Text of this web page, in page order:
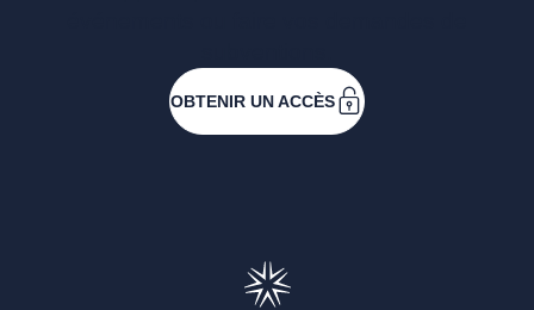
OBTENIR UN ACCÈS